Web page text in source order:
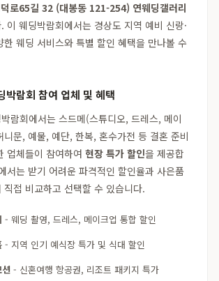
로65길 32 (대봉동 121-254) 연웨딩갤러리
이 웨딩박람회에서는 경상도 지역 예비 신랑·
한 웨딩 서비스와 특별 할인 혜택을 만나볼 수
박람회 참여 업체 및 혜택
람회에서는 스드메(스튜디오, 드레스, 메이
문, 예물, 예단, 한복, 혼수가전 등 결혼 준비
업체들이 참여하여 현장 특가 할인을 제공합
서는 받기 어려운 파격적인 할인율과 사은품
직접 비교하고 선택할 수 있습니다.
- 웨딩 촬영, 드레스, 메이크업 통합 할인
- 지역 인기 예식장 특가 및 식대 할인
- 신혼여행 항공권, 리조트 패키지 특가